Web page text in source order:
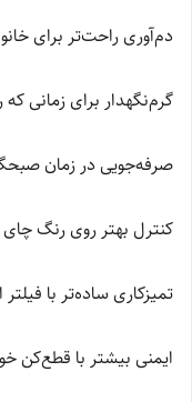
دم‌آوری راحت‌تر برای
گرم‌نگهدار برای زمانی
صرفه‌جویی در زمان
کنترل بهتر روی رنگ
تمیزکاری ساده‌تر با
ایمنی بیشتر با قطع‌کن